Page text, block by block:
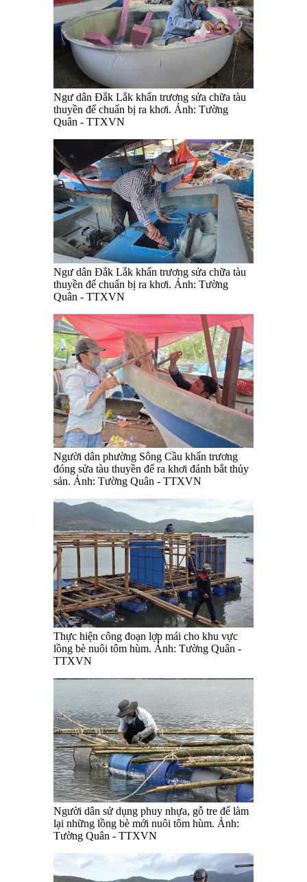
Ngư dân Đắk Lắk khẩn trương sửa chữa tàu
thuyền để chuẩn bị ra khơi. Ảnh: Tường
Quân - TTXVN
Ngư dân Đắk Lắk khẩn trương sửa chữa tàu
thuyền để chuẩn bị ra khơi. Ảnh: Tường
Quân - TTXVN
Người dân phường Sông Cầu khẩn trương
đóng sửa tàu thuyền để ra khơi đánh bắt thủy
sản. Ảnh: Tường Quân - TTXVN
Thực hiện công đoạn lợp mái cho khu vực
lồng bè nuôi tôm hùm. Ảnh: Tường Quân -
TTXVN
Người dân sử dụng phuy nhựa, gỗ tre để làm
lại những lồng bè mới nuôi tôm hùm. Ảnh:
Tường Quân - TTXVN